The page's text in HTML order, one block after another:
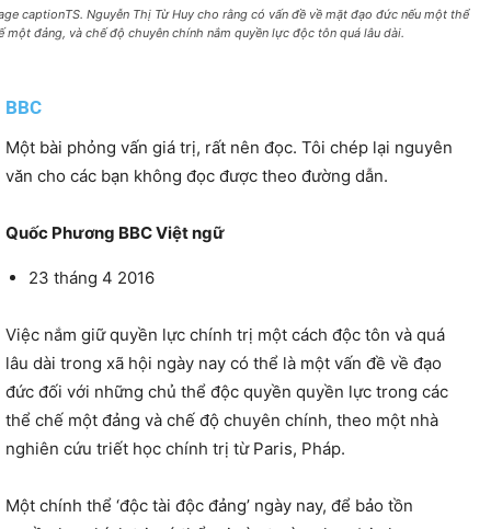
captionTS. Nguyễn Thị Từ Huy cho rằng có vấn đề về mặt đạo đức nếu một thể
một đảng, và chế độ chuyên chính nắm quyền lực độc tôn quá lâu dài.
BBC
Một bài phỏng vấn giá trị, rất nên đọc. Tôi chép lại nguyên
văn cho các bạn không đọc được theo đường dẫn.
Quốc Phương BBC Việt ngữ
23 tháng 4 2016
Việc nắm giữ quyền lực chính trị một cách độc tôn và quá
lâu dài trong xã hội ngày nay có thể là một vấn đề về đạo
đức đối với những chủ thể độc quyền quyền lực trong các
thể chế một đảng và chế độ chuyên chính, theo một nhà
nghiên cứu triết học chính trị từ Paris, Pháp.
Một chính thể ‘độc tài độc đảng’ ngày nay, để bảo tồn